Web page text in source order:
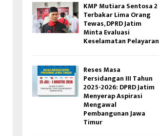
KMP Mutiara Sentosa 2
Terbakar Lima Orang
Tewas, DPRD Jatim
Minta Evaluasi
Keselamatan Pelayaran
Reses Masa
Persidangan III Tahun
2025-2026: DPRD Jatim
Menyerap Aspirasi
Mengawal
Pembangunan Jawa
Timur